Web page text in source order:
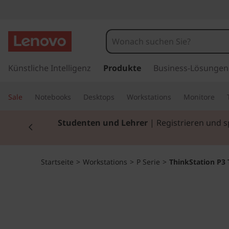
h
n
k
u
a
Künstliche Intelligenz Produkte Business-Lösungen
Sale Notebooks Desktops Workstations Monitore
Studenten und Lehrer | Registrieren und
Currently displaying item 2 of 3
Startseite > Workstations > P Serie > ThinkStation P3